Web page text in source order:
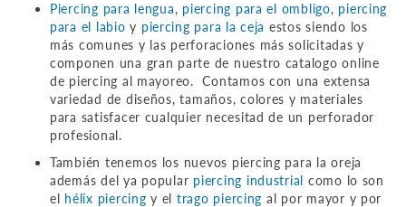
Piercing para lengua, piercing para el ombligo, piercing
para el labio y piercing para la ceja estos siendo los
más comunes y las perforaciones más solicitadas y
componen una gran parte de nuestro catalogo online
de piercing al mayoreo. Contamos con una extensa
variedad de diseños, tamaños, colores y materiales
para satisfacer cualquier necesitad de un perforador
profesional.
También tenemos los nuevos piercing para la oreja
además del ya popular piercing industrial como lo son
el hélix piercing y el trago piercing al por mayor y por